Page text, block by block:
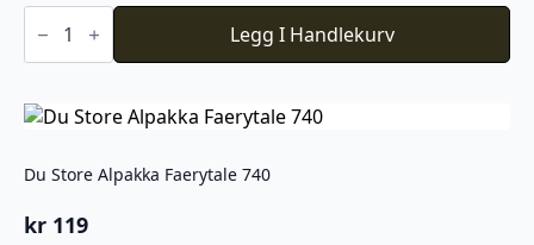
Du
Store
Faerytale
antall
Legg I Handlekurv
Du Store Alpakka Faerytale 740
kr 119